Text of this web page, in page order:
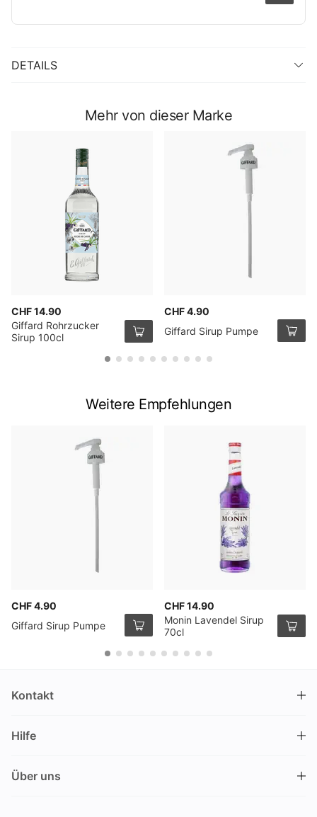
DETAILS
Mehr von dieser Marke
CHF 14.90
Giffard Rohrzucker
Sirup 100cl
CHF 4.90
Giffard Sirup Pumpe
Weitere Empfehlungen
CHF 4.90
Giffard Sirup Pumpe
CHF 14.90
Monin Lavendel Sirup
70cl
Kontakt
Nüschelerstrasse 35
Schweiz
Hilfe
Über uns